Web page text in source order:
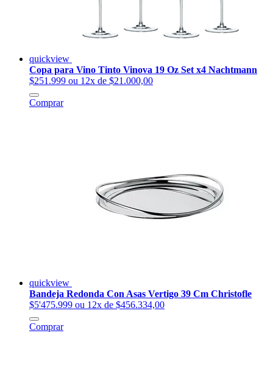
quickview
Copa para Vino Tinto Vinova 19 Oz Set x4 Nachtmann
$251.999 ou 12x de $21.000,00
Comprar
quickview
Bandeja Redonda Con Asas Vertigo 39 Cm Christofle
$5'475.999 ou 12x de $456.334,00
Comprar